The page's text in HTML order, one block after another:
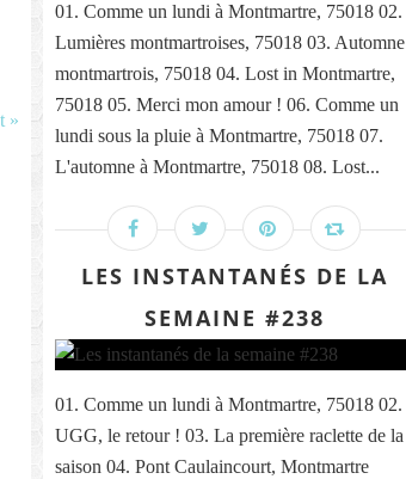
»
01. Comme un lundi à Montmartre, 75018 02.
Lumières montmartroises, 75018 03. Automne
montmartrois, 75018 04. Lost in Montmartre,
75018 05. Merci mon amour ! 06. Comme un
lundi sous la pluie à Montmartre, 75018 07.
L'automne à Montmartre, 75018 08. Lost...
LES INSTANTANÉS DE LA
SEMAINE #238
01. Comme un lundi à Montmartre, 75018 02.
UGG, le retour ! 03. La première raclette de la
saison 04. Pont Caulaincourt, Montmartre